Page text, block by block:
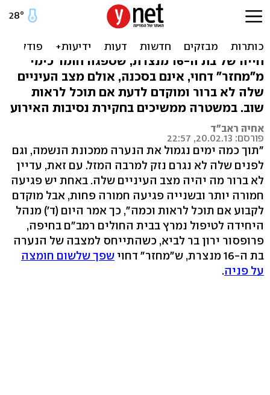
"פני הנערה שהותקפה
בחומצה נותרו ללא פגע"
חייה של בת ה-16 מנצרת, שספגה חומר כימי
מ"מחזר" דחוי, אינם בסכנה, אולם מצב העיניים
שלה לא ברור ומוקדם לדעת אם תוכל לראות
שוב. במשטרה ממשיכים בחקירת נסיבות האירוע
אחיה ראב"ד
פורסם: 20.02.13, 22:57
"תוך כמה ימים נגמול את הנערה ממכונת הנשמה, וגם
לפנים שלה לא נגרם נזק למרבה המזל. עם זאת, עדיין
לא ברור מה יהיה מצב העיניים שלה. באחת יש פגיעה
חמורה יותר ובשנייה פגיעה חמורה פחות, אבל מוקדם
לקבוע אם תוכל לראות וכמה", כך אמר היום (ד') מנהל
היחידה לטיפול נמרץ בבית החולים רמב"ם בחיפה,
פרופסור ירון בר לביא, כשהתייחס למצבה של הנערה
בת ה-16 מנצרת, ש"מחזר" דחוי
שפך שלשום חומצה
על פניה.